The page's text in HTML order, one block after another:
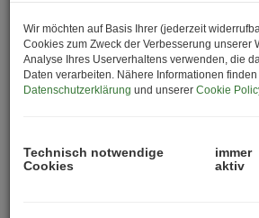
Mit einer Mischung aus Eigengrund
durchdachten Architektur wird „An
einem idealen Zuhause sowohl für
Projektübersicht
Wir möchten auf Basis Ihrer (jederzeit
Cookies zum Zweck der Verbesserung unserer
Analyse Ihres Userverhaltens verwenden, die
Daten verarbeiten. Nähere Informationen
Datenschutzerklärung und unserer Cookie
Technisch notwendige
Cookies
immer
aktiv